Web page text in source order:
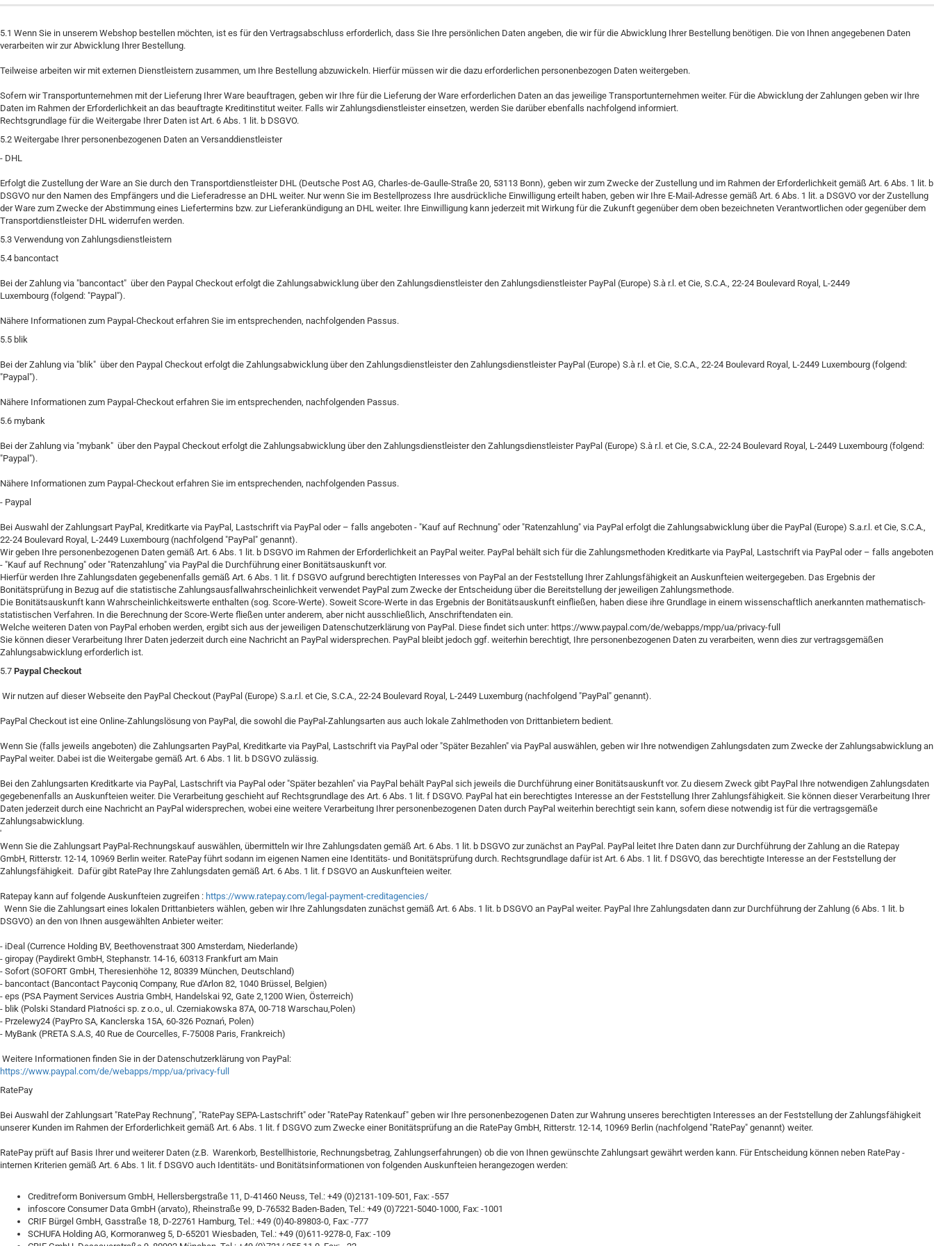
5.1 Wenn Sie in unserem Webshop bestellen möchten, ist es für den Vertragsabschluss erforderlich, dass Sie Ihre persönlichen Daten angeben, die wir für die Abwicklung Ihrer Bestellung benötigen. Die von Ihnen angegebenen Daten
verarbeiten wir zur Abwicklung Ihrer Bestellung.
Teilweise arbeiten wir mit externen Dienstleistern zusammen, um Ihre Bestellung abzuwickeln. Hierfür müssen wir die dazu erforderlichen personenbezogen Daten weitergeben.
Sofern wir Transportunternehmen mit der Lieferung Ihrer Ware beauftragen, geben wir Ihre für die Lieferung der Ware erforderlichen Daten an das jeweilige Transportunternehmen weiter. Für die Abwicklung der Zahlungen geben wir Ihre
Daten im Rahmen der Erforderlichkeit an das beauftragte Kreditinstitut weiter. Falls wir Zahlungsdienstleister einsetzen, werden Sie darüber ebenfalls nachfolgend informiert.
Rechtsgrundlage für die Weitergabe Ihrer Daten ist Art. 6 Abs. 1 lit. b DSGVO.
5.2 Weitergabe Ihrer personenbezogenen Daten an Versanddienstleister
- DHL
Erfolgt die Zustellung der Ware an Sie durch den Transportdienstleister DHL (Deutsche Post AG, Charles-de-Gaulle-Straße 20, 53113 Bonn), geben wir zum Zwecke der Zustellung und im Rahmen der Erforderlichkeit gemäß Art. 6 Abs. 1 lit. b
DSGVO nur den Namen des Empfängers und die Lieferadresse an DHL weiter. Nur wenn Sie im Bestellprozess Ihre ausdrückliche Einwilligung erteilt haben, geben wir Ihre E-Mail-Adresse gemäß Art. 6 Abs. 1 lit. a DSGVO vor der Zustellung
der Ware zum Zwecke der Abstimmung eines Liefertermins bzw. zur Lieferankündigung an DHL weiter. Ihre Einwilligung kann jederzeit mit Wirkung für die Zukunft gegenüber dem oben bezeichneten Verantwortlichen oder gegenüber dem
Transportdienstleister DHL widerrufen werden.
5.3 Verwendung von Zahlungsdienstleistern
5.4 bancontact
Bei der Zahlung via "bancontact" über den Paypal Checkout erfolgt die Zahlungsabwicklung über den Zahlungsdienstleister den Zahlungsdienstleister PayPal (Europe) S.à r.l. et Cie, S.C.A., 22-24 Boulevard Royal, L-2449
Luxembourg (folgend: "Paypal").
Nähere Informationen zum Paypal-Checkout erfahren Sie im entsprechenden, nachfolgenden Passus.
5.5 blik
Bei der Zahlung via "blik" über den Paypal Checkout erfolgt die Zahlungsabwicklung über den Zahlungsdienstleister den Zahlungsdienstleister PayPal (Europe) S.à r.l. et Cie, S.C.A., 22-24 Boulevard Royal, L-2449 Luxembourg (folgend:
"Paypal").
Nähere Informationen zum Paypal-Checkout erfahren Sie im entsprechenden, nachfolgenden Passus.
5.6 mybank
Bei der Zahlung via "mybank" über den Paypal Checkout erfolgt die Zahlungsabwicklung über den Zahlungsdienstleister den Zahlungsdienstleister PayPal (Europe) S.à r.l. et Cie, S.C.A., 22-24 Boulevard Royal, L-2449 Luxembourg (folgend:
"Paypal").
Nähere Informationen zum Paypal-Checkout erfahren Sie im entsprechenden, nachfolgenden Passus.
- Paypal
Bei Auswahl der Zahlungsart PayPal, Kreditkarte via PayPal, Lastschrift via PayPal oder – falls angeboten - "Kauf auf Rechnung" oder "Ratenzahlung" via PayPal erfolgt die Zahlungsabwicklung über die PayPal (Europe) S.a.r.l. et Cie, S.C.A.,
22-24 Boulevard Royal, L-2449 Luxembourg (nachfolgend "PayPal" genannt).
Wir geben Ihre personenbezogenen Daten gemäß Art. 6 Abs. 1 lit. b DSGVO im Rahmen der Erforderlichkeit an PayPal weiter. PayPal behält sich für die Zahlungsmethoden Kreditkarte via PayPal, Lastschrift via PayPal oder – falls angeboten
- "Kauf auf Rechnung" oder "Ratenzahlung" via PayPal die Durchführung einer Bonitätsauskunft vor.
Hierfür werden Ihre Zahlungsdaten gegebenenfalls gemäß Art. 6 Abs. 1 lit. f DSGVO aufgrund berechtigten Interesses von PayPal an der Feststellung Ihrer Zahlungsfähigkeit an Auskunfteien weitergegeben. Das Ergebnis der
Bonitätsprüfung in Bezug auf die statistische Zahlungsausfallwahrscheinlichkeit verwendet PayPal zum Zwecke der Entscheidung über die Bereitstellung der jeweiligen Zahlungsmethode.
Die Bonitätsauskunft kann Wahrscheinlichkeitswerte enthalten (sog. Score-Werte). Soweit Score-Werte in das Ergebnis der Bonitätsauskunft einfließen, haben diese ihre Grundlage in einem wissenschaftlich anerkannten mathematisch-
statistischen Verfahren. In die Berechnung der Score-Werte fließen unter anderem, aber nicht ausschließlich, Anschriftendaten ein.
Welche weiteren Daten von PayPal erhoben werden, ergibt sich aus der jeweiligen Datenschutzerklärung von PayPal. Diese findet sich unter: https://www.paypal.com/de/webapps/mpp/ua/privacy-full
Sie können dieser Verarbeitung Ihrer Daten jederzeit durch eine Nachricht an PayPal widersprechen. PayPal bleibt jedoch ggf. weiterhin berechtigt, Ihre personenbezogenen Daten zu verarbeiten, wenn dies zur vertragsgemäßen
Zahlungsabwicklung erforderlich ist.
5.7 Paypal Checkout
Wir nutzen auf dieser Webseite den PayPal Checkout (PayPal (Europe) S.a.r.l. et Cie, S.C.A., 22-24 Boulevard Royal, L-2449 Luxemburg (nachfolgend "PayPal" genannt).
PayPal Checkout ist eine Online-Zahlungslösung von PayPal, die sowohl die PayPal-Zahlungsarten aus auch lokale Zahlmethoden von Drittanbietern bedient.
Wenn Sie (falls jeweils angeboten) die Zahlungsarten PayPal, Kreditkarte via PayPal, Lastschrift via PayPal oder "Später Bezahlen" via PayPal auswählen, geben wir Ihre notwendigen Zahlungsdaten zum Zwecke der Zahlungsabwicklung an
PayPal weiter. Dabei ist die Weitergabe gemäß Art. 6 Abs. 1 lit. b DSGVO zulässig.
Bei den Zahlungsarten Kreditkarte via PayPal, Lastschrift via PayPal oder "Später bezahlen" via PayPal behält PayPal sich jeweils die Durchführung einer Bonitätsauskunft vor. Zu diesem Zweck gibt PayPal Ihre notwendigen Zahlungsdaten
gegebenenfalls an Auskunfteien weiter. Die Verarbeitung geschieht auf Rechtsgrundlage des Art. 6 Abs. 1 lit. f DSGVO. PayPal hat ein berechtigtes Interesse an der Feststellung Ihrer Zahlungsfähigkeit. Sie können dieser Verarbeitung Ihrer
Daten jederzeit durch eine Nachricht an PayPal widersprechen, wobei eine weitere Verarbeitung Ihrer personenbezogenen Daten durch PayPal weiterhin berechtigt sein kann, sofern diese notwendig ist für die vertragsgemäße
Zahlungsabwicklung.
'
Wenn Sie die Zahlungsart PayPal-Rechnungskauf auswählen, übermitteln wir Ihre Zahlungsdaten gemäß Art. 6 Abs. 1 lit. b DSGVO zur zunächst an PayPal. PayPal leitet Ihre Daten dann zur Durchführung der Zahlung an die Ratepay
GmbH, Ritterstr. 12-14, 10969 Berlin weiter. RatePay führt sodann im eigenen Namen eine Identitäts- und Bonitätsprüfung durch. Rechtsgrundlage dafür ist Art. 6 Abs. 1 lit. f DSGVO, das berechtigte Interesse an der Feststellung der
Zahlungsfähigkeit. Dafür gibt RatePay Ihre Zahlungsdaten gemäß Art. 6 Abs. 1 lit. f DSGVO an Auskunfteien weiter.
Ratepay kann auf folgende Auskunfteien zugreifen : https://www.ratepay.com/legal-payment-creditagencies/
Wenn Sie die Zahlungsart eines lokalen Drittanbieters wählen, geben wir Ihre Zahlungsdaten zunächst gemäß Art. 6 Abs. 1 lit. b DSGVO an PayPal weiter. PayPal Ihre Zahlungsdaten dann zur Durchführung der Zahlung (6 Abs. 1 lit. b
DSGVO) an den von Ihnen ausgewählten Anbieter weiter:
- iDeal (Currence Holding BV, Beethovenstraat 300 Amsterdam, Niederlande)
- giropay (Paydirekt GmbH, Stephanstr. 14-16, 60313 Frankfurt am Main
- Sofort (SOFORT GmbH, Theresienhöhe 12, 80339 München, Deutschland)
- bancontact (Bancontact Payconiq Company, Rue d'Arlon 82, 1040 Brüssel, Belgien)
- eps (PSA Payment Services Austria GmbH, Handelskai 92, Gate 2,1200 Wien, Österreich)
- blik (Polski Standard Płatności sp. z o.o., ul. Czerniakowska 87A, 00-718 Warschau,Polen)
- Przelewy24 (PayPro SA, Kanclerska 15A, 60-326 Poznań, Polen)
- MyBank (PRETA S.A.S, 40 Rue de Courcelles, F-75008 Paris, Frankreich)
Weitere Informationen finden Sie in der Datenschutzerklärung von PayPal:
https://www.paypal.com/de/webapps/mpp/ua/privacy-full
RatePay
Bei Auswahl der Zahlungsart "RatePay Rechnung", "RatePay SEPA-Lastschrift" oder "RatePay Ratenkauf" geben wir Ihre personenbezogenen Daten zur Wahrung unseres berechtigten Interesses an der Feststellung der Zahlungsfähigkeit
unserer Kunden im Rahmen der Erforderlichkeit gemäß Art. 6 Abs. 1 lit. f DSGVO zum Zwecke einer Bonitätsprüfung an die RatePay GmbH, Ritterstr. 12-14, 10969 Berlin (nachfolgend "RatePay" genannt) weiter.
RatePay prüft auf Basis Ihrer und weiterer Daten (z.B. Warenkorb, Bestellhistorie, Rechnungsbetrag, Zahlungserfahrungen) ob die von Ihnen gewünschte Zahlungsart gewährt werden kann. Für Entscheidung können neben RatePay -
internen Kriterien gemäß Art. 6 Abs. 1 lit. f DSGVO auch Identitäts- und Bonitätsinformationen von folgenden Auskunfteien herangezogen werden:
Creditreform Boniversum GmbH, Hellersbergstraße 11, D-41460 Neuss, Tel.: +49 (0)2131-109-501, Fax: -557
infoscore Consumer Data GmbH (arvato), Rheinstraße 99, D-76532 Baden-Baden, Tel.: +49 (0)7221-5040-1000, Fax: -1001
CRIF Bürgel GmbH, Gasstraße 18, D-22761 Hamburg, Tel.: +49 (0)40-89803-0, Fax: -777
SCHUFA Holding AG, Kormoranweg 5, D-65201 Wiesbaden, Tel.: +49 (0)611-9278-0, Fax: -109